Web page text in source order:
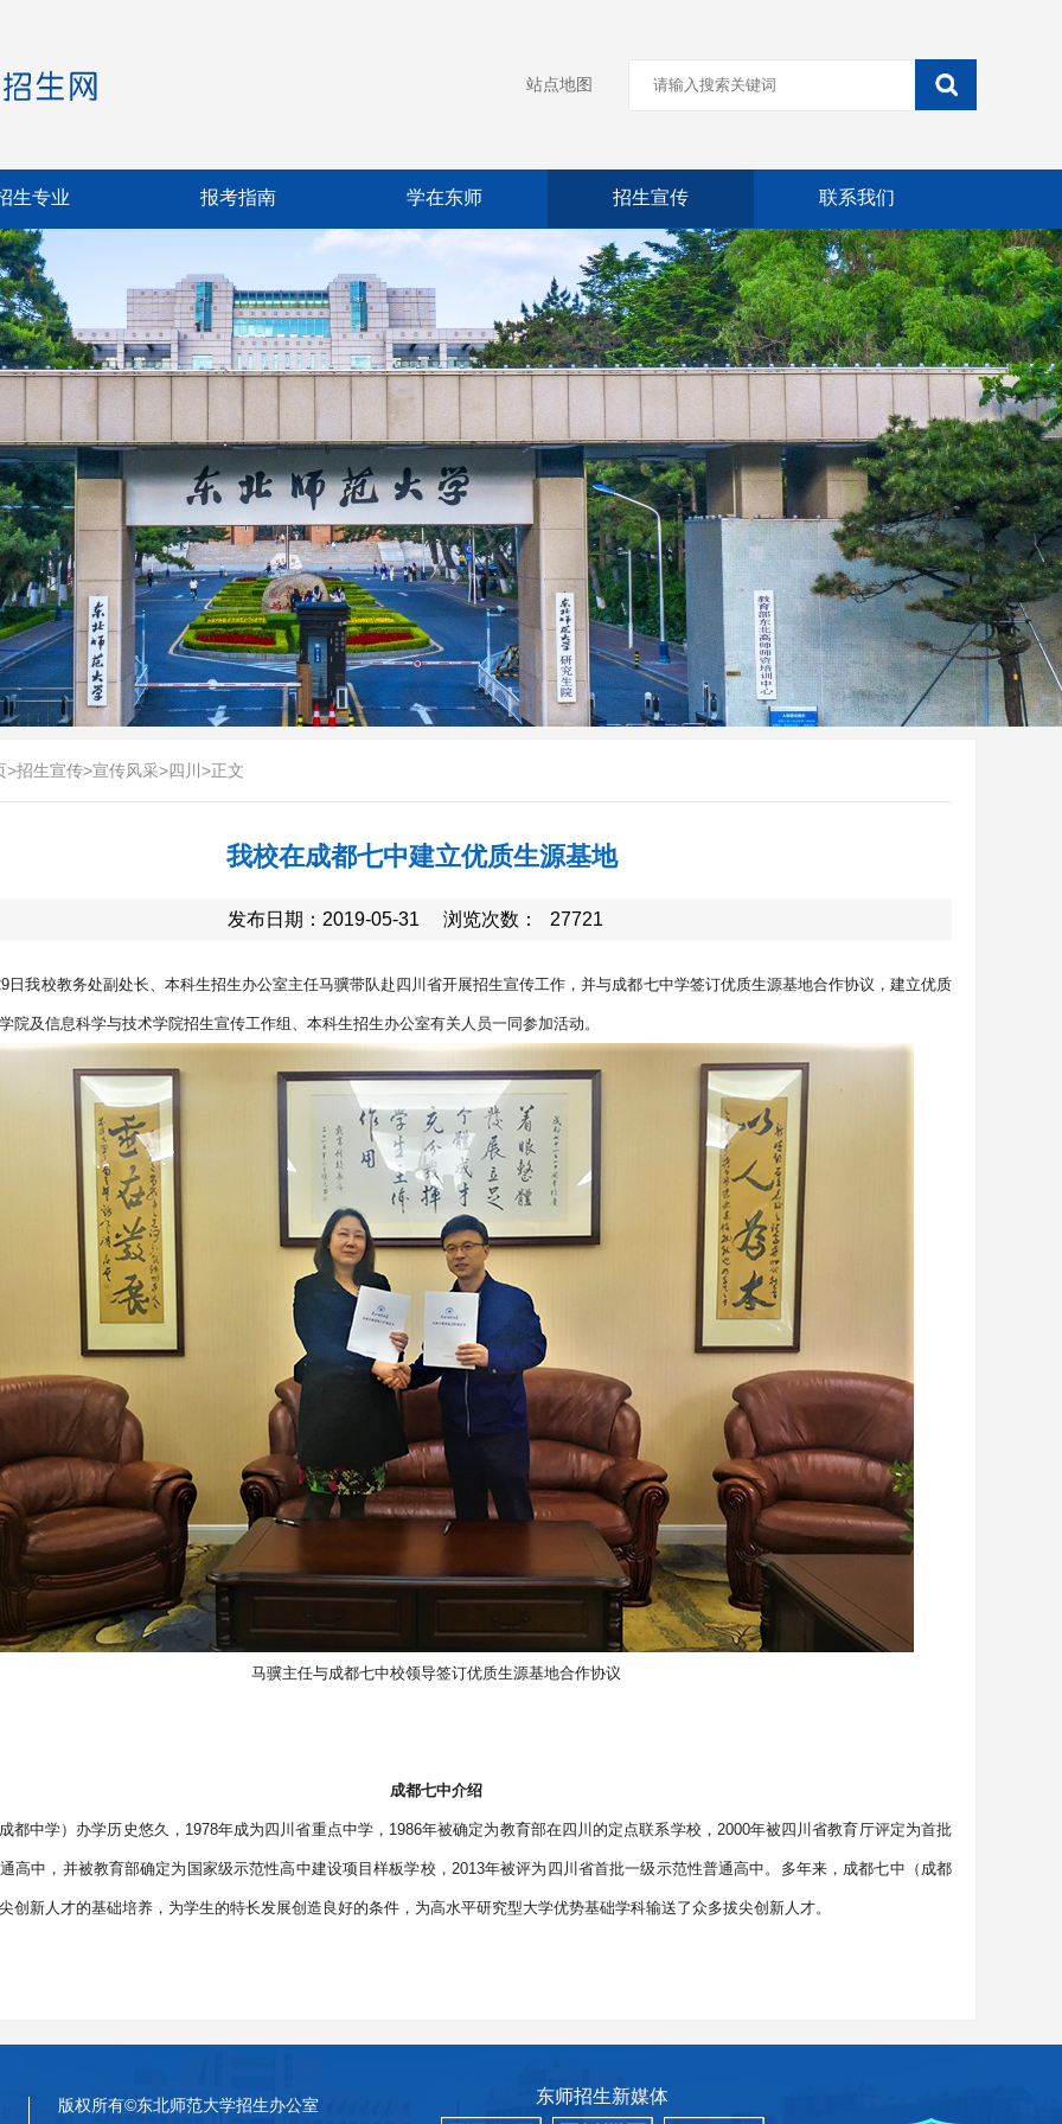
站点地图
生专业 报考指南 学在东师 招生宣传 联系我们
>招生宣传>宣传风采>四川 >正文
我校在成都七中建立优质生源基地
发布日期：2019-05-31 浏览次数： 27721
日我校教务处副处长、本科生招生办公室主任马骥带队赴四川省开展招生宣传工作，并与成都七中学签订优质生源基地合作协议，建立优质
院及信息科学与技术学院招生宣传工作组、本科生招生办公室有关人员一同参加活动。
马骥主任与成都七中校领导签订优质生源基地合作协议
成都七中介绍
都中学）办学历史悠久，1978年成为四川省重点中学，1986年被确定为教育部在四川的定点联系学校，2000年被四川省教育厅评定为首批
高中，并被教育部确定为国家级示范性高中建设项目样板学校，2013年被评为四川省首批一级示范性普通高中。多年来，成都七中（成都
创新人才的基础培养，为学生的特长发展创造良好的条件，为高水平研究型大学优势基础学科输送了众多拔尖创新人才。
版权所有©东北师范大学招生办公室 东师招生新媒体